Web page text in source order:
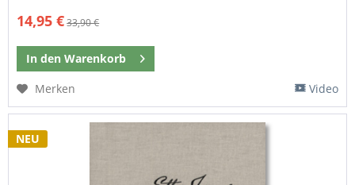
14,95 €33,90 €
In den Warenkorb
Merken
Video
NEU